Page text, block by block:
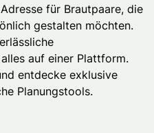
für Brautpaare, die
gestalten möchten.
auf einer Plattform.
entdecke exklusive
Planungstools.